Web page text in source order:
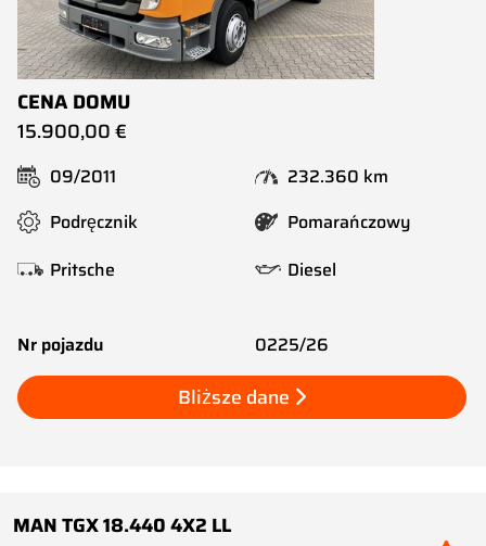
CENA DOMU
15.900,00 €
09/2011
232.360 km
Podręcznik
Pomarańczowy
Pritsche
Diesel
Nr pojazdu 0225/26
Bliższe dane
MAN TGX 18.440 4X2 LL